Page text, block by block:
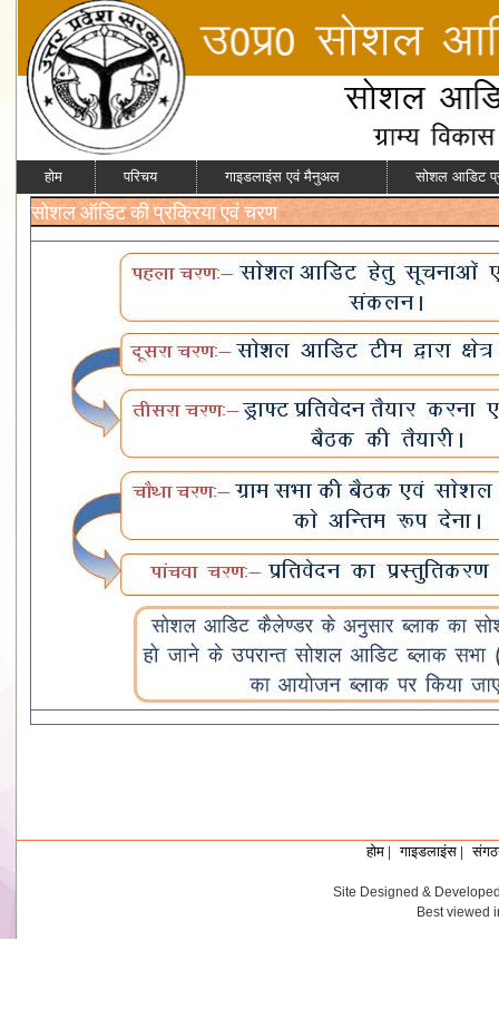
होम परिचय गाइडलाइंस एवं मैनुअल सोशल आडिट
सोशल ऑडिट की प्रक्रिया एवं चरण
होम गाइडलाइंस
Site Designed &
Best viewed